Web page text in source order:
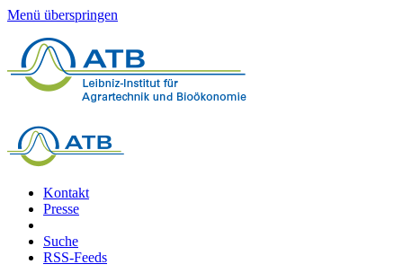
Menü überspringen
Kontakt
Presse
Suche
RSS-Feeds